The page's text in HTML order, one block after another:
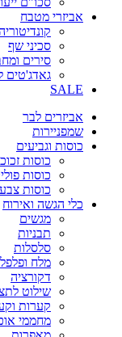
אביזרי מטבח
סכיני שף
סירים
גאדג'טים
SALE
אביזרים לבר
שמפניירות
כוסות וגביעים
כוסות
כוסות
כוסות
כלי הגשה ואירוח
מגשים
תבניות
סלסלות
מלח
דקורציה
שילוט
קערות
מחממי